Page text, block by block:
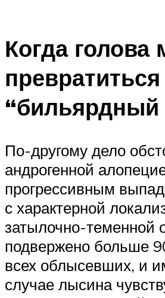
Когда голова
По-другому дело
андрогенной
прогрессивным
с характерной
затылочно-теменной
подвержено больше
всех облысевших, и
случае лысина